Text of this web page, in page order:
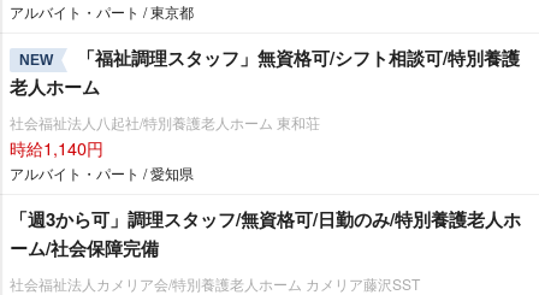
アルバイト・パート / 東京都
NEW
「福祉調理スタッフ」無資格可/シフト相談可/特別養護
老人ホーム
社会福祉法人八起社/特別養護老人ホーム 東和荘
時給1,140円
アルバイト・パート / 愛知県
「週3から可」調理スタッフ/無資格可/日勤のみ/特別養護老人ホ
ーム/社会保障完備
社会福祉法人カメリア会/特別養護老人ホーム カメリア藤沢SST